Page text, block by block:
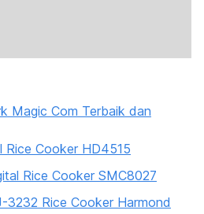
Magic Com Terbaik dan
Rice Cooker HD4515
Rice Cooker SMC8027
3232 Rice Cooker Harmond